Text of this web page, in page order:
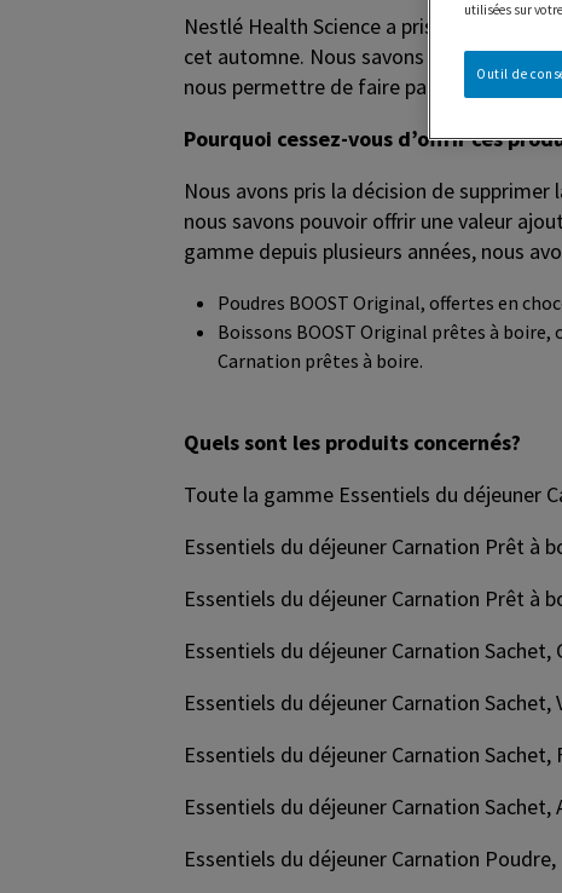
Nestlé Health Science a pris la difficile
cet automne. Nous savons que vous
nous permettre de faire partie de votre
Pourquoi cessez-vous d’offrir ces
Nous avons pris la décision de
nous savons pouvoir offrir une valeur
gamme depuis plusieurs années, nous
Poudres BOOST Original, offertes en
Boissons BOOST Original prêtes à
Carnation prêtes à boire.
Quels sont les produits concernés?
Toute la gamme Essentiels du déjeuner
Essentiels du déjeuner Carnation Prêt à
Essentiels du déjeuner Carnation Prêt à
Essentiels du déjeuner Carnation Sachet,
Essentiels du déjeuner Carnation Sachet,
Essentiels du déjeuner Carnation Sachet,
Essentiels du déjeuner Carnation
Essentiels du déjeuner Carnation
utilisées sur
Outil de